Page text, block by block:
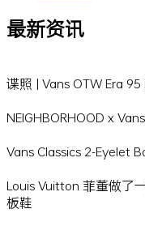
最新资讯
谍照 | Vans OTW Era
NEIGHBORHOOD x
Vans Classics 2-Eyelet
Louis Vuitton 菲董做了
板鞋